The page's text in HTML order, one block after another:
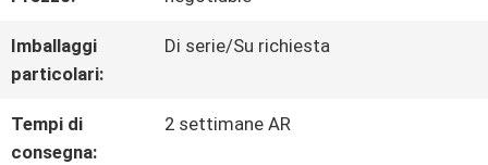
DELLA
FABBRICA
CONTROLLO
Imballaggi
particolari:
Di serie/Su richiesta
Tempi di
consegna:
2 settimane AR